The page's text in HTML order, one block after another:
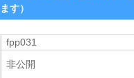
す）
fpp031
非公開